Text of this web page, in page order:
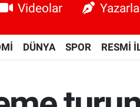
Videolar
DÜNYA SPOR RESMİ